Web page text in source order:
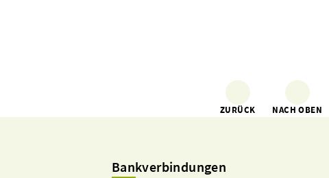
ZURÜCK NACH OBEN
Bankverbindungen